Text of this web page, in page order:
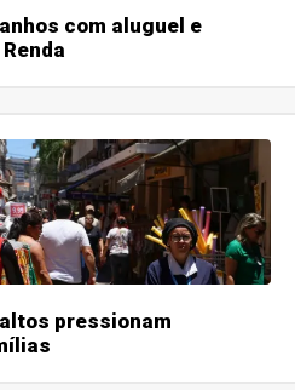
com aluguel e
pressionam